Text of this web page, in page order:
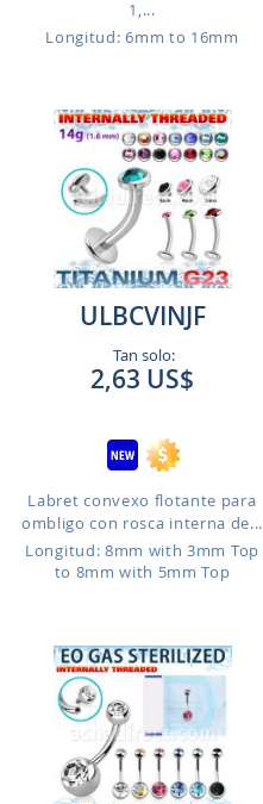
1,...
Longitud: 6mm to 16mm
ULBCVINJF
Tan solo:
2,63 US$
Labret convexo flotante para
ombligo con rosca interna de...
Longitud: 8mm with 3mm Top
to 8mm with 5mm Top